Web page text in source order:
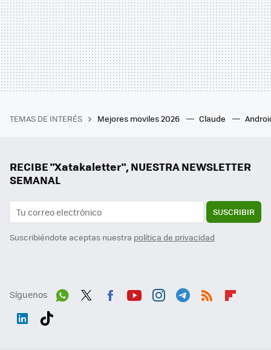
TEMAS DE INTERÉS Mejores moviles 2026 Claude
RECIBE "Xatakaletter", NUESTRA NEWSLETTER
SEMANAL
SUSCRIBIR
Suscribiéndote aceptas nuestra política de privacidad
Síguenos